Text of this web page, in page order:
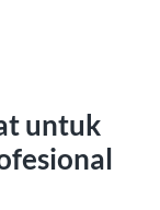
untuk